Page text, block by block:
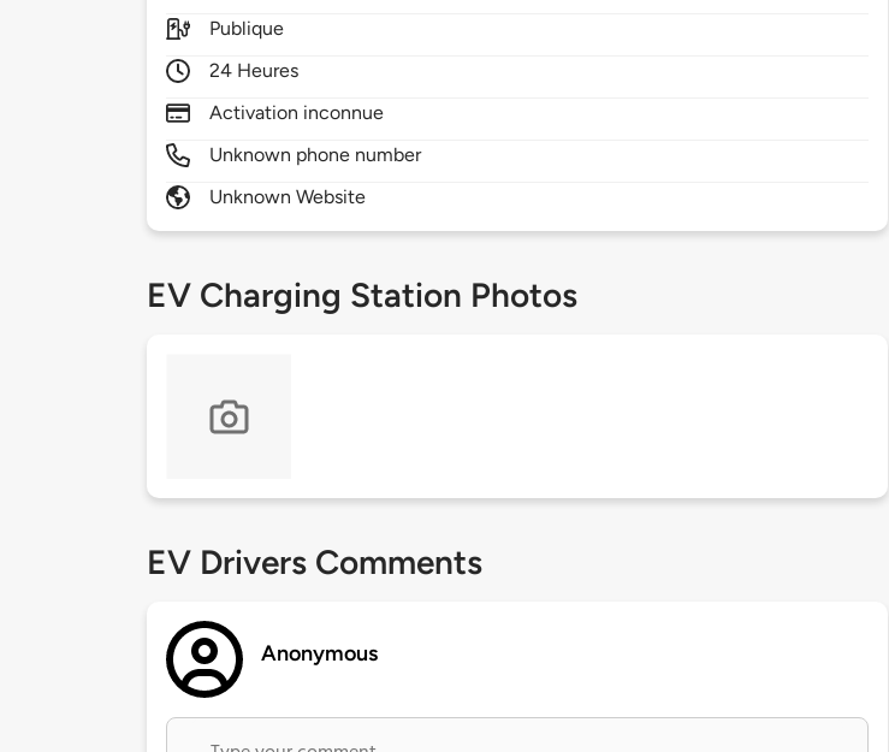
Publique
24 Heures
Activation inconnue
Unknown phone number
Unknown Website
EV Charging Station Photos
EV Drivers Comments
Anonymous